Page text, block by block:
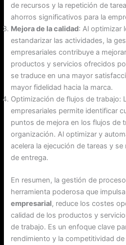
de recursos y la repetición de
ahorros significativos para la
Mejora de la calidad: Al optimizar
estandarizar las actividades, la
empresariales contribuye a
productos y servicios ofrecidos
se traduce en una mayor
mayor fidelidad hacia la marca.
Optimización de flujos de trabajo:
empresariales permite identificar
puntos de mejora en los flujos de
organización. Al optimizar y
acelera la ejecución de tareas y
de entrega.
En resumen, la gestión de
herramienta poderosa que
empresarial, reduce los costes
calidad de los productos y
de trabajo. Es un enfoque clave
rendimiento y la competitividad